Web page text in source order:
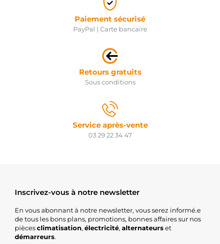
Paiement sécurisé
PayPal | Carte bancaire
Retours gratuits
Sous conditions
Service après-vente
03 29 22 34 47
Inscrivez-vous à notre newsletter
En vous abonnant à notre newsletter, vous serez informé.e
de tous les bons plans, promotions, bonnes affaires sur nos
piècesclimatisation, électricité, alternateurset
démarreurs.